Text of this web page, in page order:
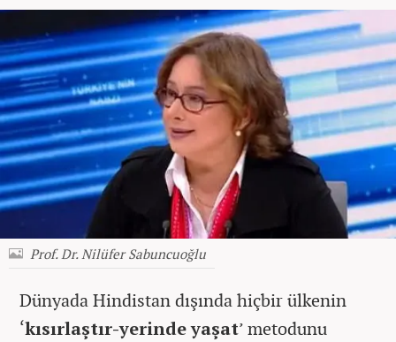
Prof. Dr. Nilüfer Sabuncuoğlu
Dünyada Hindistan dışında hiçbir ülkenin
‘kısırlaştır-yerinde yaşat’ metodunu